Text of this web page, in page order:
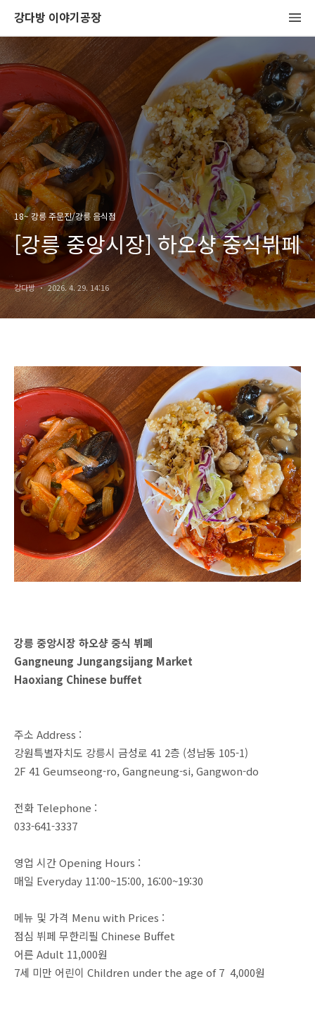
강다방 이야기공장
18~ 강릉 주문진/강릉 음식점
[강릉 중앙시장] 하오샹 중식뷔페
강다방 2026. 4. 29. 14:16
강릉 중앙시장 하오샹 중식 뷔페
Gangneung Jungangsijang Market
Haoxiang Chinese buffet
주소 Address :
강원특별자치도 강릉시 금성로 41 2층 (성남동 105-1)
2F 41 Geumseong-ro, Gangneung-si, Gangwon-do
전화 Telephone :
033-641-3337
영업 시간 Opening Hours :
매일 Everyday 11:00~15:00, 16:00~19:30
메뉴 및 가격 Menu with Prices :
점심 뷔페 무한리필 Chinese Buffet
어른 Adult 11,000원
7세 미만 어린이 Children under the age of 7 4,000원